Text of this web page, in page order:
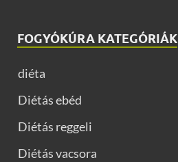
FOGYÓKÚRA KATEGÓRIÁK
diéta
Diétás ebéd
Diétás reggeli
Diétás vacsora